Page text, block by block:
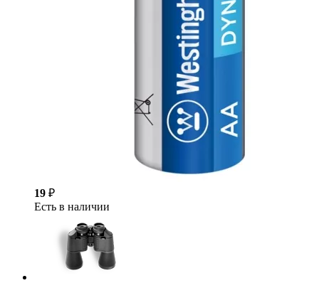
19 ₽
Есть в наличии